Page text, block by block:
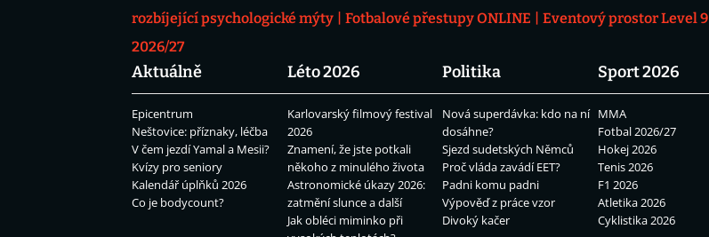
rozbíjející psychologické mýty
Fotbalové přestupy ONLINE Eventový prostor Level 9
2026/27
Aktuálně
Epicentrum
Neštovice: příznaky, léčba
V čem jezdí Yamal a Mesii?
Kvízy pro seniory
Kalendář úplňků 2026
Co je bodycount?
Léto 2026
Karlovarský filmový festival
2026
Znamení, že jste potkali
někoho z minulého života
Astronomické úkazy 2026:
zatmění slunce a další
Jak obléci miminko při
Politika
Nová superdávka: kdo na ní
dosáhne?
Sjezd sudetských Němců
Proč vláda zavádí EET?
Padni komu padni
Výpověď z práce vzor
Divoký kačer
Sport 2026
MMA
Fotbal 2026/27
Hokej 2026
Tenis 2026
F1 2026
Atletika 2026
Cyklistika 2026